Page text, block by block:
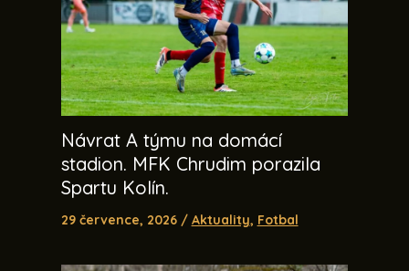
Návrat A týmu na domácí
stadion. MFK Chrudim porazila
Spartu Kolín.
29 července, 2026 / Aktuality, Fotbal